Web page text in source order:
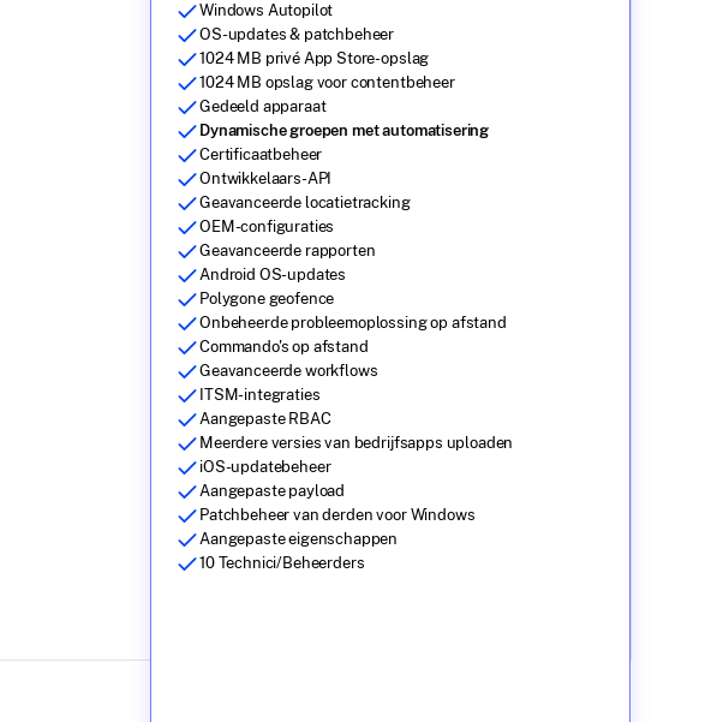
Windows Autopilot
OS-updates & patchbeheer
1024 MB privé App Store-opslag
1024 MB opslag voor contentbeheer
Gedeeld apparaat
Dynamische groepen met automatisering
Certificaatbeheer
Ontwikkelaars-API
Geavanceerde locatietracking
OEM-configuraties
Geavanceerde rapporten
Android OS-updates
Polygone geofence
Onbeheerde probleemoplossing op afstand
Commando's op afstand
Geavanceerde workflows
ITSM-integraties
Aangepaste RBAC
Meerdere versies van bedrijfsapps uploaden
iOS-updatebeheer
Aangepaste payload
Patchbeheer van derden voor Windows
Aangepaste eigenschappen
10 Technici/Beheerders